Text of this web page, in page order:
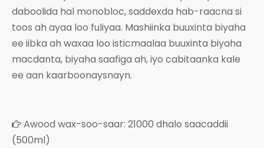
daboolida hal monobloc, saddexda hab-raacna si
toos ah ayaa loo fuliyaa. Mashiinka buuxinta biyaha
ee iibka ah waxaa loo isticmaalaa buuxinta biyaha
macdanta, biyaha saafiga ah, iyo cabitaanka kale
ee aan kaarboonaysnayn.
 Awood wax-soo-saar: 21000 dhalo saacaddii
(500ml)